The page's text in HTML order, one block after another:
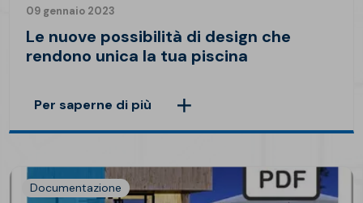
09 gennaio 2023
Le nuove possibilità di design che
rendono unica la tua piscina
Per saperne di più
Documentazione